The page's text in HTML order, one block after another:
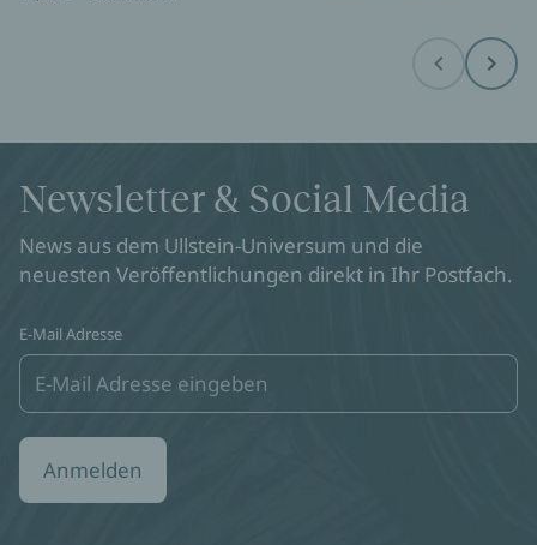
Before Next
Newsletter & Social Media
News aus dem Ullstein-Universum und die
neuesten Veröffentlichungen direkt in Ihr Postfach.
E-Mail Adresse
Anmelden